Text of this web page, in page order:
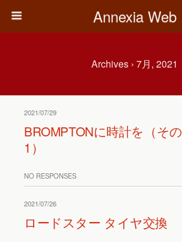
Annexia Web
Archives › 7月, 2021
2021/07/29
BROMPTONに時計を（その
1）
NO RESPONSES
2021/07/26
ロードスター タイヤ交換